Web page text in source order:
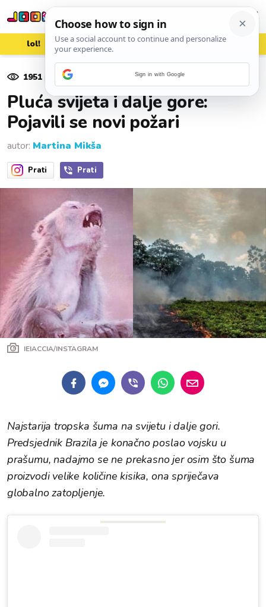
lol! aww vrh! woot?!
1951 pregleda
Pluća svijeta i dalje gore:
Pojavili se novi požari
autor: Martina Mikša
Prati Prati
IEIACCIA/INSTAGRAM
Najstarija tropska šuma na svijetu i dalje gori.
Predsjednik Brazila je konačno poslao vojsku u
prašumu, nadajmo se ne prekasno jer osim što šuma
proizvodi velike količine kisika, ona spriječava
globalno zatopljenje.
Sign in with Google